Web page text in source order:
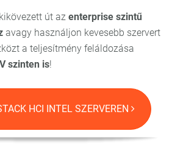
út az enterprise szintű
avagy használjon kevesebb szervert
a teljesítmény feláldozása
szinten is!
HCI INTEL SZERVEREN